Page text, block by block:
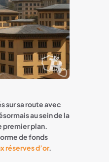
sur sa route avec
au sein de la
premier plan.
de fonds
réserves d’or.